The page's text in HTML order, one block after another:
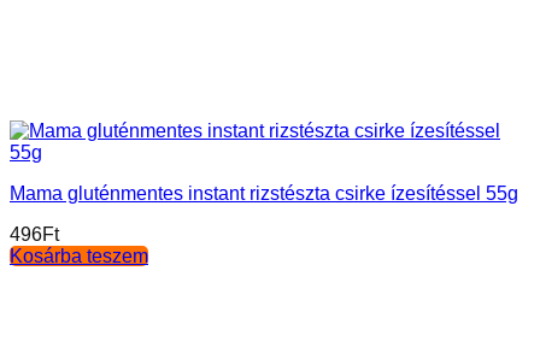
Mama gluténmentes instant rizstészta csirke ízesítéssel 55g
496Ft
Kosárba teszem